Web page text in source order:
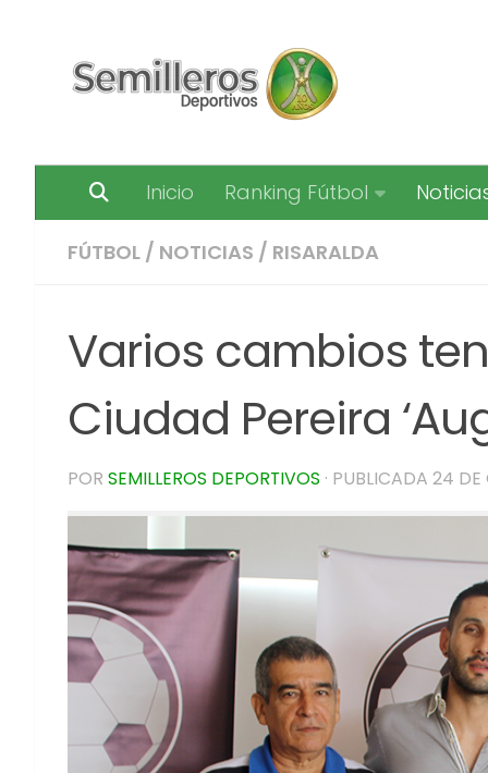
Inicio Ranking Fútbol
FÚTBOL / NOTICIAS / RISARALDA
Varios cambios
Ciudad Pereira
POR SEMILLEROS DEPORTIVOS · PUBLICADA 24 DE